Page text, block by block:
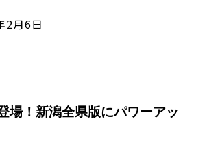
2月6日
場！新潟全県版にパワーアッ